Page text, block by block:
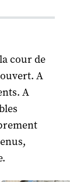
cour de
A
A